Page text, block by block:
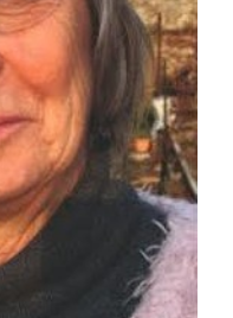
à l’âge